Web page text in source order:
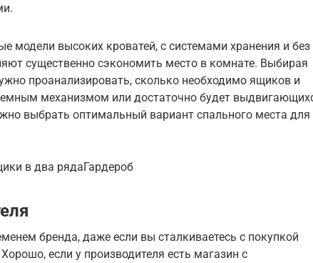
модели высоких кроватей, с системами хранения и без
существенно сэкономить место в комнате. Выбирая
проанализировать, сколько необходимо ящиков и
механизмом или достаточно будет
выбрать оптимальный вариант спального места для
в два рядаГардероб
бренда, даже если вы сталкиваетесь с покупкой
если у производителя есть магазин с